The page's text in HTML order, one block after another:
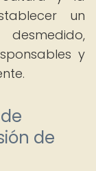
un
y
de